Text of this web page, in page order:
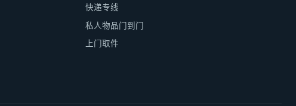
快递专线
私人物品门到门
上门取件